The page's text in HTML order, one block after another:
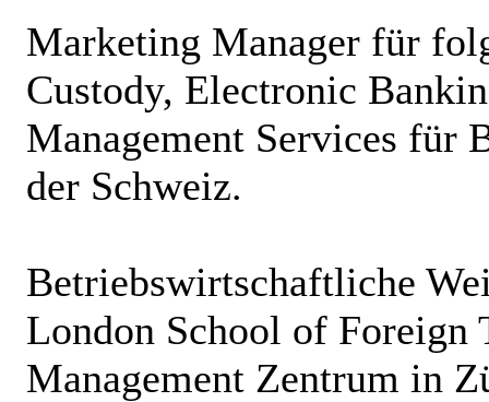
Marketing Manager für
Custody, Electronic
Management Services für
der Schweiz.
Betriebswirtschaftliche
London School of Foreign
Management Zentrum in